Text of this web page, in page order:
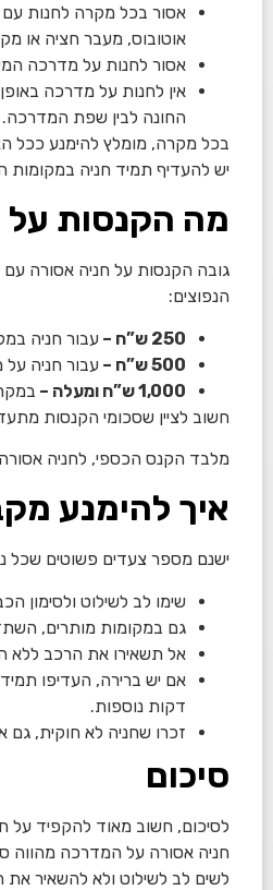
אסור בכל מקרה לחנות עם
אוטובוס, מעבר חציה או
אסור לחנות על מדרכה
החונה לבין שפת המדרכה.
בכל מקרה, מומלץ להימנע ככל
יש להעדיף תמיד חניה במקומות
מה הקנסות על
גובה הקנסות על חניה אסורה
הנפוצים:
250 ש”ח –
עבור חניה
500 ש”ח –
עבור חניה
1,000 ש”ח ומעלה –
חשוב לציין שסכומי הקנסות
מלבד הקנס הכספי, לחניה
איך להימנע
ישנם מספר צעדים פשוטים שכל
שימו לב לשילוט
גם במקומות מותרים,
אל תשאירו את הרכב ללא
אם יש ברירה, העדיפו
דקות נוספות.
זכרו שחניה לא חוקית, גם
סיכום
לסיכום, חשוב מאוד להקפיד על
חניה אסורה על המדרכה מהווה
לשים לב לשילוט ולא להשאיר